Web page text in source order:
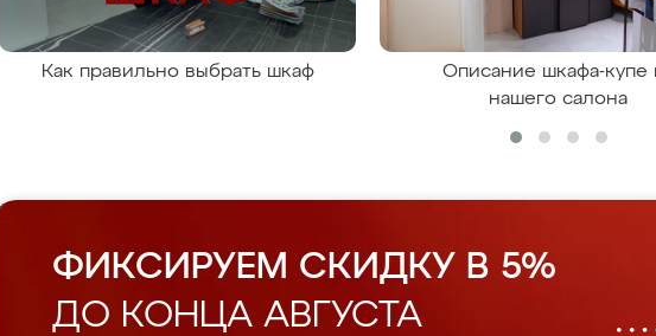
Как правильно выбрать шкаф
Описание шкафа-купе
нашего салона
ФИКСИРУЕМ СКИДКУ В 5%
ДО КОНЦА АВГУСТА